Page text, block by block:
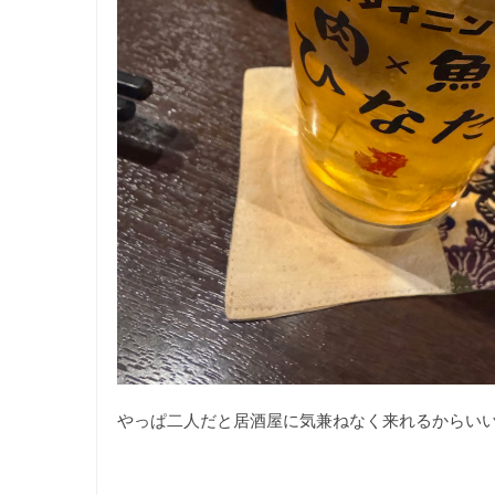
やっぱ二人だと居酒屋に気兼ねなく来れるからい